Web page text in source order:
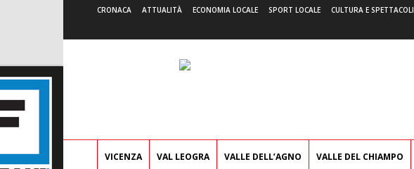
CRONACA ATTUALITÀ ECONOMIA LOCALE SPORT LOCALE CULTURA E SPETTACOLI
VICENZA VAL LEOGRA VALLE DELL’AGNO VALLE DEL CHIAMPO